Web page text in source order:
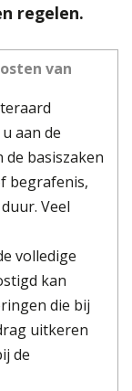
regelen.
van
aan de
basiszaken
begrafenis,
Veel
volledige
kan
die bij
uitkeren
de